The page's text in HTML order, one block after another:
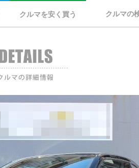
クルマを安く買う クルマの